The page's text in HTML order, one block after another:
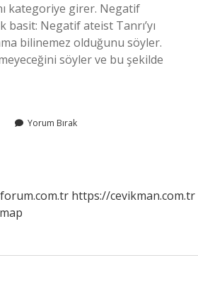
kategoriye girer. Negatif
Negatif ateist Tanrı’yı
bilinemez olduğunu söyler.
söyler ve bu şekilde
Yorum Bırak
https://cevikman.com.tr